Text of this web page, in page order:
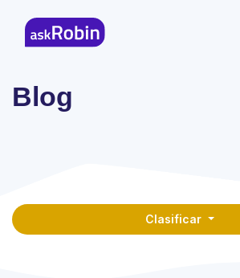
Blog
Clasificar